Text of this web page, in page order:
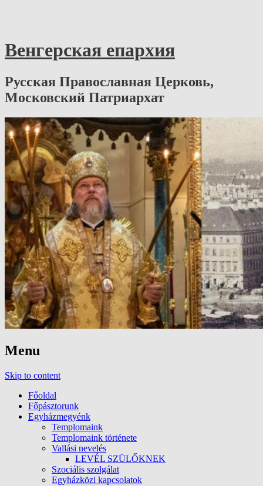
Венгерская епархия
Русская Православная Церковь,
Московский Патриархат
Menu
Skip to content
Főoldal
Főpásztorunk
Egyházmegyénk
Templomaink
Templomaink története
Vallási nevelés
LEVÉL SZÜLŐKNEK
Szociális szolgálat
Egyházközi kapcsolatok